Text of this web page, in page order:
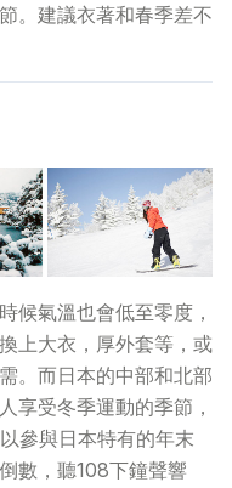
。建議衣著和春季差不
候氣溫也會低至零度，
上大衣，厚外套等，或
。而日本的中部和北部
享受冬季運動的季節，
參與日本特有的年末
數，聽108下鐘聲響